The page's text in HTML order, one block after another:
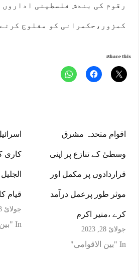
رقوم کی بندش فلسطینی اداروں
کمزور،حکمرانی کو مفلوج کرنے
Share this:
کاری
قیام
جولائ 3, 2023
In "بین الاقوامی"
اقوام متحدہ مشرق
وسطیٰ کے تنازع پر اپنی
قراردادوں پر مکمل اور
موثر طور پرعمل درآمد
کرے ،منیر اکرم
جولائ 28, 2023
In "بین الاقوامی"